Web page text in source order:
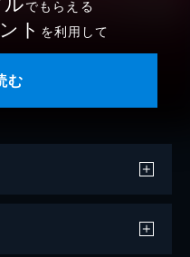
でもらえる
ト を利用して
む